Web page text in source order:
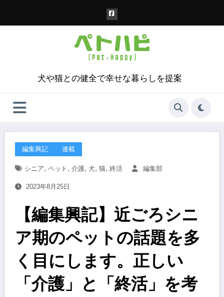
犬や猫との健全で幸せな暮らしを提案
編集興記 連載
シニア, ペット , 介護, 犬, 猫, 終活 編集部
2023年8月25日
【編集興記】近ごろシニ
ア期のペットの話題を多
く目にします。正しい
「介護」と「終活」を考